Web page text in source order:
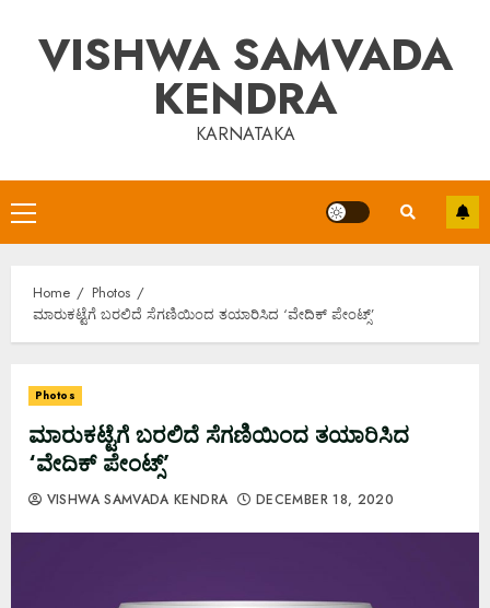
contentVISHWA SAMVADA
KENDRA
KARNATAKA
Primary
Menu
Home
Photos
ಮಾರುಕಟ್ಟೆಗೆ ಬರಲಿದೆ ಸೆಗಣಿಯಿಂದ ತಯಾರಿಸಿದ ‘ವೇದಿಕ್ ಪೇಂಟ್ಸ್’
Photos
ಮಾರುಕಟ್ಟೆಗೆ ಬರಲಿದೆ ಸೆಗಣಿಯಿಂದ ತಯಾರಿಸಿದ
‘ವೇದಿಕ್ ಪೇಂಟ್ಸ್’
VISHWA SAMVADA KENDRA DECEMBER 18, 2020